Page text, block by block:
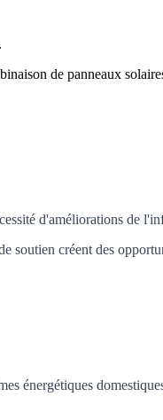
de panneaux
d'améliorations de
soutien créent des
énergétiques